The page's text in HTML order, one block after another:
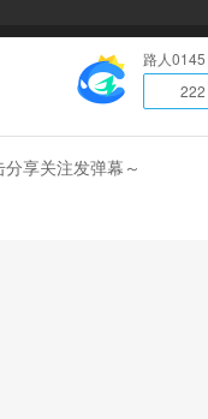
路人0145
222
享关注发弹幕～